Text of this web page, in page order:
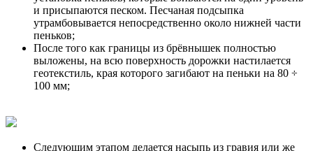
и присыпаются песком. Песчаная подсыпка
утрамбовывается непосредственно около нижней части
пеньков;
После того как границы из брёвнышек полностью
выложены, на всю поверхность дорожки настилается
геотекстиль, края которого загибают на пеньки на 80 ÷
100 мм;
Следующим этапом делается насыпь из гравия или же